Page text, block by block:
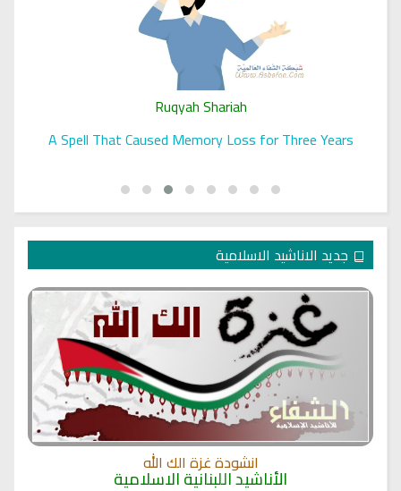
Ruqyah Shariah
A Spell That Caused Memory Loss for Three Years
جديد الاناشيد الاسلامية
انشودة غزة الك الله
الأناشيد اللبنانية الاسلامية